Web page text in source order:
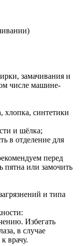
замачивания и
числе машине-
хлопка, синтетики
и шёлка;
в отделение для
перед
пятна или замочить
и типа
Избегать
в случае
врачу.